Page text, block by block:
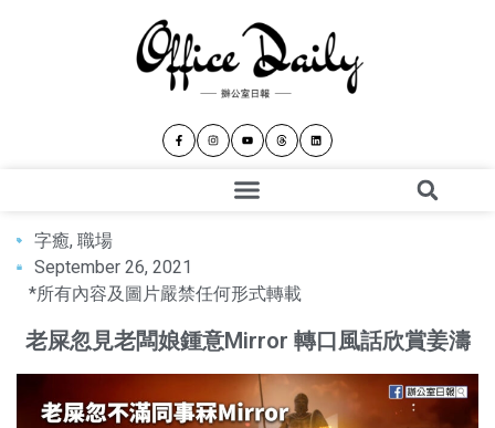
字癒, 職場
September 26, 2021
*所有內容及圖片嚴禁任何形式轉載
老屎忽見老闆娘鍾意Mirror 轉口風話欣賞姜濤